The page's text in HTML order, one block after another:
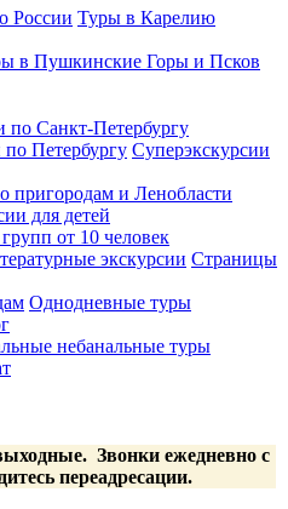
России Туры в Карелию
в Пушкинские Горы и Псков
по Санкт-Петербургу
Петербургу Суперэкскурсии
пригородам и Ленобласти
для детей
от 10 человек
экскурсии Страницы
Однодневные туры
небанальные туры
Звонки ежедневно с
переадресации.